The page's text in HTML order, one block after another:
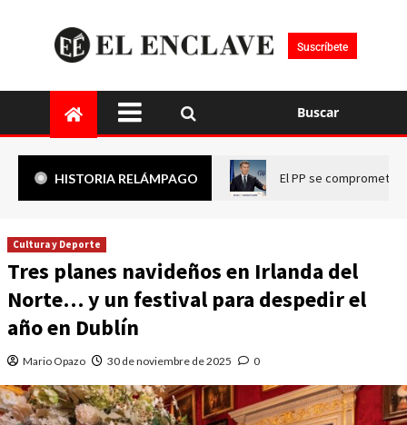
Suscríbete
Buscar
HISTORIA RELÁMPAGO El PP se compromete
Cultura y Deporte
Tres planes navideños en Irlanda del
Norte… y un festival para despedir el
año en Dublín
Mario Opazo 30 de noviembre de 2025 0